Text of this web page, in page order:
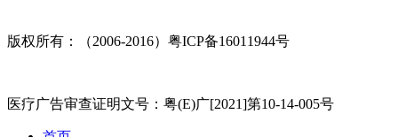
版权所有：（2006-2016）粤ICP备16011944号
医疗广告审查证明文号：粤(E)广[2021]第10-14-005号